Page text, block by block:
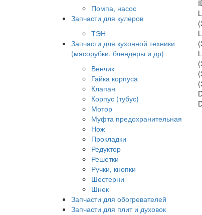
Помпа, насос
Запчасти для кулеров
ТЭН
Запчасти для кухонной техники
(мясорубки, блендеры и др)
Венчик
Гайка корпуса
Клапан
Корпус (тубус)
Мотор
Муфта предохранительная
Нож
Прокладки
Редуктор
Решетки
Ручки, кнопки
Шестерни
Шнек
Запчасти для обогревателей
Запчасти для плит и духовок